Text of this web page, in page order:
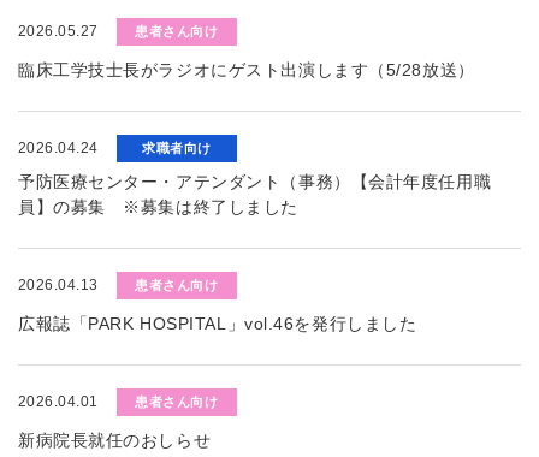
2026.05.27 患者さん向け
臨床工学技士長がラジオにゲスト出演します（5/28放送）
2026.04.24 求職者向け
予防医療センター・アテンダント（事務）【会計年度任用職
員】の募集 ※募集は終了しました
2026.04.13 患者さん向け
広報誌「PARK HOSPITAL」vol.46を発行しました
2026.04.01 患者さん向け
新病院長就任のおしらせ